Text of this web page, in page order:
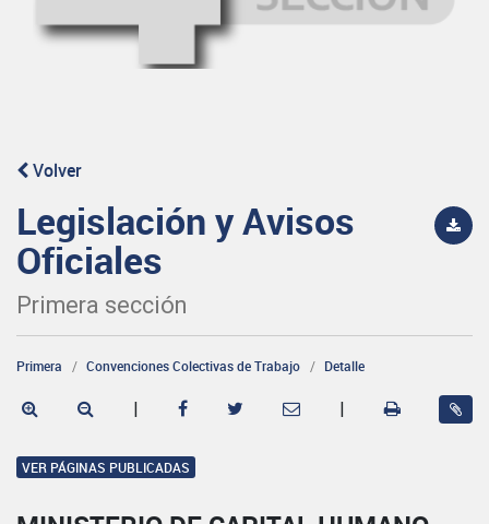
Volver
Legislación y Avisos
Oficiales
Primera sección
Primera Convenciones Colectivas de Trabajo Detalle
| |
VER PÁGINAS PUBLICADAS